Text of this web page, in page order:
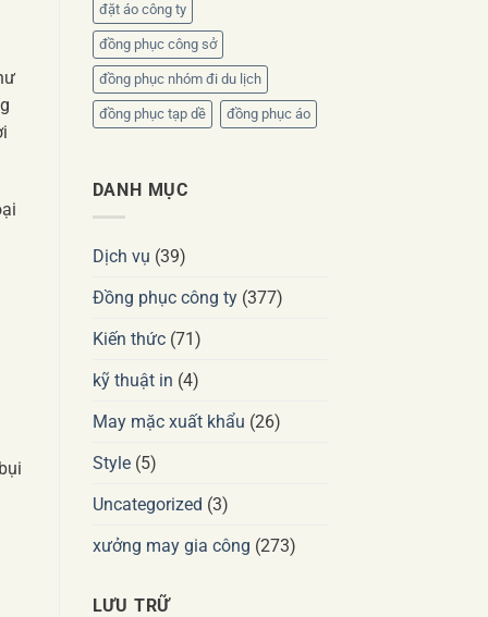
đặt áo công ty
đồng phục công sở
đồng phục nhóm đi du lịch
đồng phục tạp dề đồng phục áo
DANH MỤC
Dịch vụ (39)
Đồng phục công ty(377)
Kiến thức(71)
kỹ thuật in (4)
May mặc xuất khẩu (26)
Style(5)
Uncategorized (3)
xưởng may gia công (273)
LƯU TRỮ